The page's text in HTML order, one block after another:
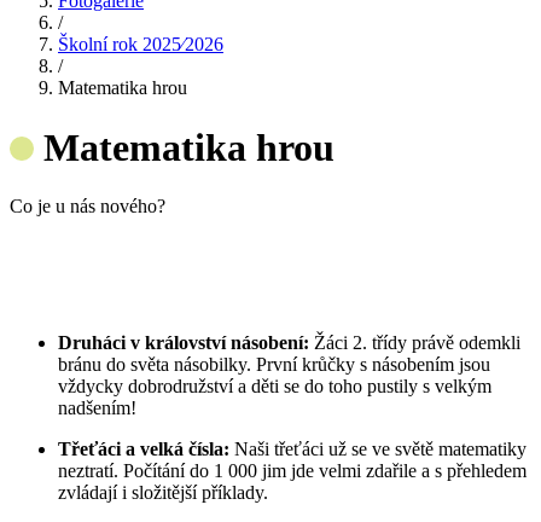
/
Školní rok 2025⁄2026
/
Matematika hrou
Matematika hrou
Co je u nás nového?
Druháci v království násobení: Žáci 2. třídy právě odemkli
bránu do světa násobilky. První krůčky s násobením jsou
vždycky dobrodružství a děti se do toho pustily s velkým
nadšením!
Třeťáci a velká čísla: Naši třeťáci už se ve světě matematiky
neztratí. Počítání do 1 000 jim jde velmi zdařile a s přehledem
zvládají i složitější příklady.